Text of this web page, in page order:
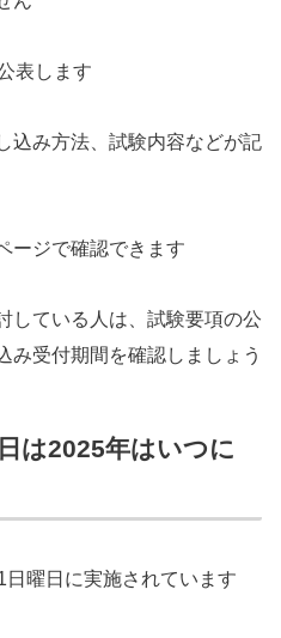
表します
込み方法、試験内容などが記
ージで確認できます
している人は、試験要項の公
み受付期間を確認しましょう
は2025年はいつに
曜日に実施されています